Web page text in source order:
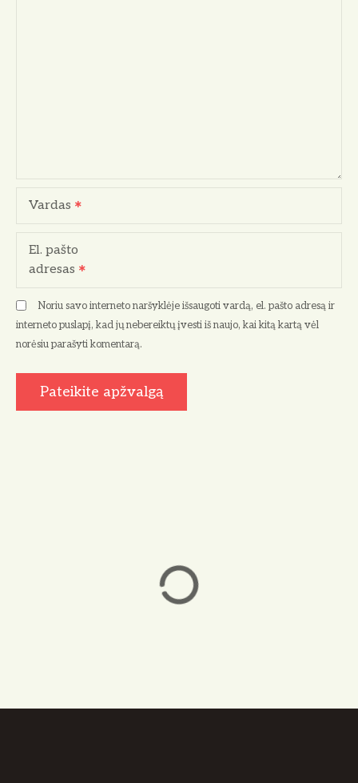
Vardas
El. pašto
adresas
Noriu savo interneto naršyklėje išsaugoti vardą, el. pašto adresą ir
interneto puslapį, kad jų nebereiktų įvesti iš naujo, kai kitą kartą vėl
norėsiu parašyti komentarą.